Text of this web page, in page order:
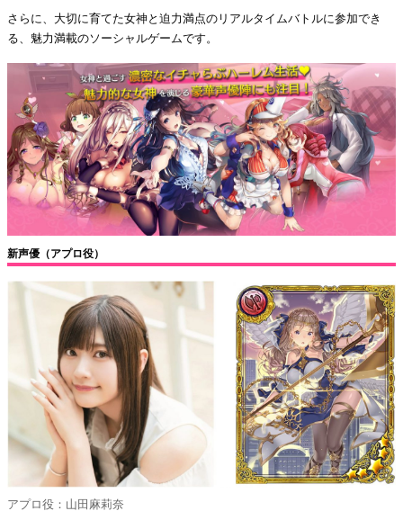
さらに、大切に育てた女神と迫力満点のリアルタイムバトルに参加でき
る、魅力満載のソーシャルゲームです。
新声優（アプロ役）
アプロ役：山田麻莉奈